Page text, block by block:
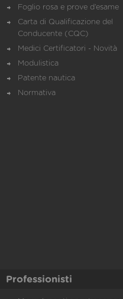
Foglio rosa e prove d’esame
Carta di Qualificazione del
Conducente (CQC)
Medici Certificatori - Novità
Modulistica
Patente nautica
Normativa
Professionisti